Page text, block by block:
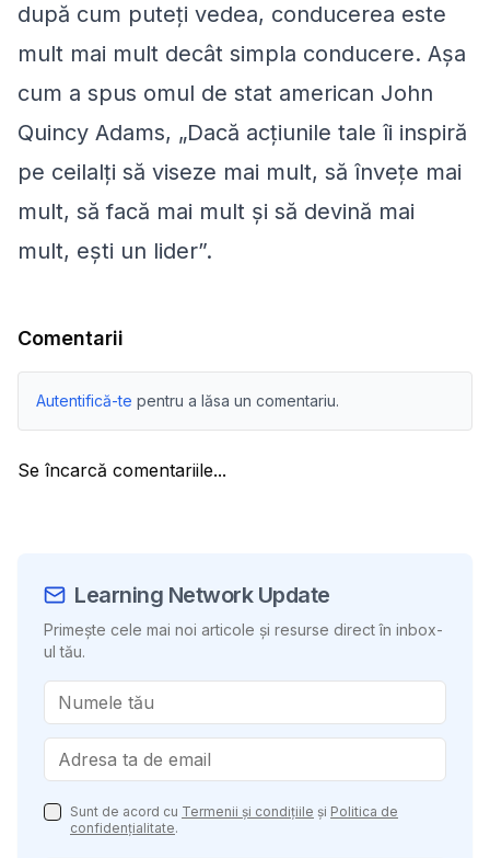
după cum puteți vedea, conducerea este
mult mai mult decât simpla conducere. Așa
cum a spus omul de stat american John
Quincy Adams, „Dacă acțiunile tale îi inspiră
pe ceilalți să viseze mai mult, să învețe mai
mult, să facă mai mult și să devină mai
mult, ești un lider”.
Comentarii
Autentifică-te pentru a lăsa un comentariu.
Se încarcă comentariile...
Learning Network Update
Primește cele mai noi articole și resurse direct în inbox-
ul tău.
Sunt de acord cu Termenii și condițiile și Politica de
confidențialitate.